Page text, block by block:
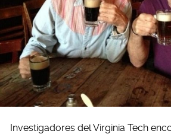
Investigadores del Virginia Tech